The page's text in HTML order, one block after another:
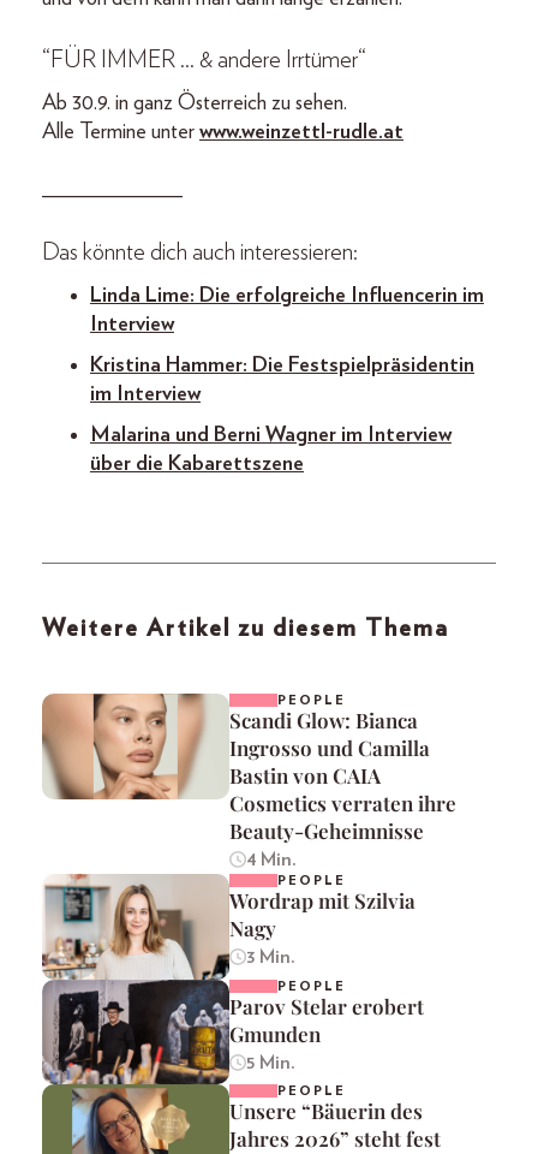
“FÜR IMMER … & andere Irrtümer“
Ab 30.9. in ganz Österreich zu sehen.
Alle Termine unter www.weinzettl-rudle.at
_____________
Das könnte dich auch interessieren:
Linda Lime: Die erfolgreiche Influencerin im
Interview
Kristina Hammer: Die Festspielpräsidentin
im Interview
Malarina und Berni Wagner im Interview
über die Kabarettszene
Weitere Artikel zu diesem Thema
PEOPLE
Scandi Glow: Bianca
Ingrosso und Camilla
Bastin von CAIA
Cosmetics verraten ihre
Beauty-Geheimnisse
4 Min.
PEOPLE
Wordrap mit Szilvia
Nagy
3 Min.
PEOPLE
Parov Stelar erobert
Gmunden
5 Min.
PEOPLE
Unsere “Bäuerin des
Jahres 2026” steht fest